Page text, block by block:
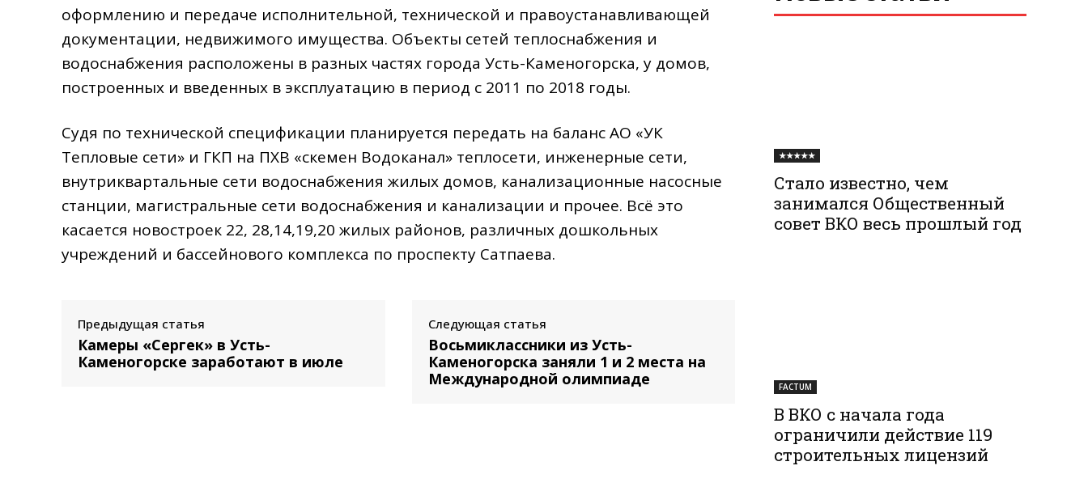
оформлению и передаче исполнительной, технической и правоустанавливающей
документации, недвижимого имущества. Объекты сетей теплоснабжения и
водоснабжения расположены в разных частях города Усть-Каменогорска, у домов,
построенных и введенных в эксплуатацию в период с 2011 по 2018 годы.
Судя по технической спецификации планируется передать на баланс АО «УК
Тепловые сети» и ГКП на ПХВ «Өскемен Водоканал» теплосети, инженерные сети,
внутриквартальные сети водоснабжения жилых домов, канализационные насосные
станции, магистральные сети водоснабжения и канализации и прочее. Всё это
касается новостроек 22, 28,14,19,20 жилых районов, различных дошкольных
учреждений и бассейнового комплекса по проспекту Сатпаева.
Предыдущая статья
Камеры «Сергек» в Усть-
Каменогорске заработают в июле
Следующая статья
Восьмиклассники из Усть-
Каменогорска заняли 1 и 2 места на
Международной олимпиаде
★★★★★
Стало известно, чем
занимался Общественный
совет ВКО весь прошлый год
FACTUM
В ВКО с начала года
ограничили действие 119
строительных лицензий